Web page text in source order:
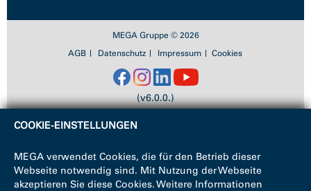
MEGA Gruppe © 2026
AGB
Datenschutz Impressum Cookies
(v6.0.0.)
COOKIE-EINSTELLUNGEN
MEGA verwendet Cookies, die für den Betrieb dieser
Webseite notwendig sind. Mit Nutzung der Webseite
akzeptieren Sie diese Cookies. Weitere Informationen